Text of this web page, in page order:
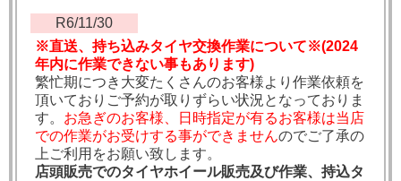
R6/11/30
※直送、持ち込みタイヤ交換作業について※(2024
年内に作業できない事もあります)
繁忙期につき大変たくさんのお客様より作業依頼を
頂いておりご予約が取りずらい状況となっておりま
す。 お急ぎのお客様、日時指定が有るお客様は当店
での作業がお受けする事ができませんのでご了承の
上ご利用をお願い致します。
店頭販売でのタイヤホイール販売及び作業、持込タ